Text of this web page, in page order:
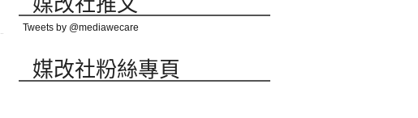
Tweets by @mediawecare
媒改社粉絲專頁